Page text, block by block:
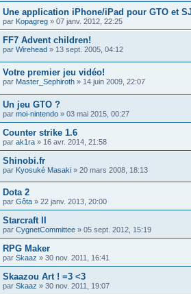
Une application iPhone/iPad pour GTO et
par Kopagreg » 07 janv. 2012, 22:25
FF7 Advent children!
par Wirehead » 13 sept. 2005, 04:12
Votre premier jeu vidéo!
par Master_Sephiroth » 14 juin 2009, 22:07
Un jeu GTO ?
par moi-nintendo » 03 mai 2015, 00:27
Counter strike 1.6
par ak1ra » 16 avr. 2014, 21:58
Shinobi.fr
par Kyosuké Masaki » 20 mars 2008, 18:13
Dota 2
par Gôta » 22 janv. 2013, 20:00
Starcraft II
par CygnetCommittee » 05 sept. 2012, 15:19
RPG Maker
par Skaaz » 30 nov. 2011, 16:41
Skaazou Art ! =3 <3
par Skaaz » 30 nov. 2011, 19:07